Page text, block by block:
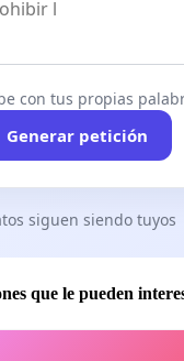
con tus propias
Generar petición
siguen siendo tuyos
que le pueden